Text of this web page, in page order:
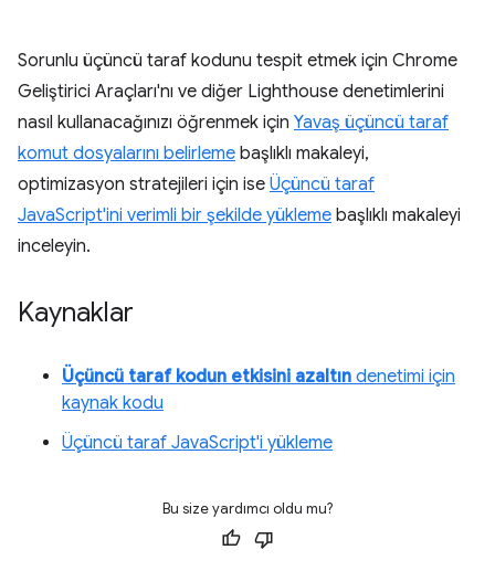
Sorunlu üçüncü taraf kodunu tespit etmek için Chrome
Geliştirici Araçları'nı ve diğer Lighthouse denetimlerini
nasıl kullanacağınızı öğrenmek için Yavaş üçüncü taraf
komut dosyalarını belirleme başlıklı makaleyi,
optimizasyon stratejileri için ise Üçüncü taraf
JavaScript'ini verimli bir şekilde yükleme başlıklı makaleyi
inceleyin.
Kaynaklar
Üçüncü taraf kodun etkisini azaltın denetimi için
kaynak kodu
Üçüncü taraf JavaScript'i yükleme
Bu size yardımcı oldu mu?